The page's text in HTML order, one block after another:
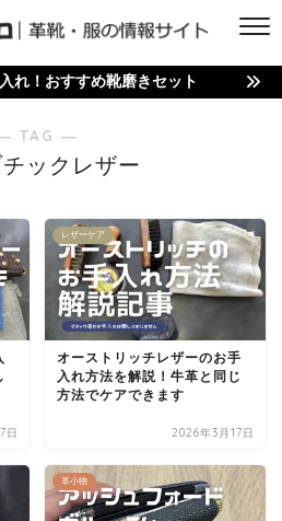
れ！おすすめ靴磨きセット
TAG ―
ックレザー
日
レザーケア
オーストリッチレザーのお手
入れ方法を解説！牛革と同じ
方法でケアできます
2026年3月17日
革小物